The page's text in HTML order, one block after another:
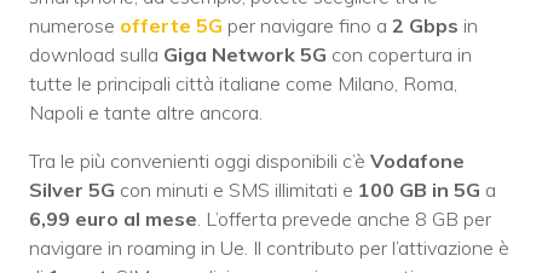
numerose offerte 5G per navigare fino a 2 Gbps in
download sulla Giga Network 5G con copertura in
tutte le principali città italiane come Milano, Roma,
Napoli e tante altre ancora.
Tra le più convenienti oggi disponibili c’è Vodafone
Silver 5G con minuti e SMS illimitati e 100 GB in 5G a
6,99 euro al mese . L’offerta prevede anche 8 GB per
navigare in roaming in Ue. Il contributo per l’attivazione è